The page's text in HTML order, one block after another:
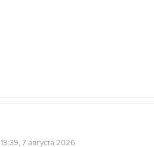
19:39, 7 августа 2026